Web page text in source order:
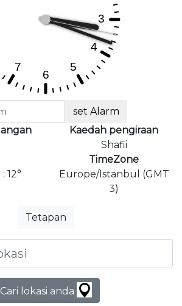
set Alarm
Kaedah pengiraan
Shafii
12°
TimeZone
Europe/Istanbul (GMT
3)
Tetapan
Cari lokasi anda